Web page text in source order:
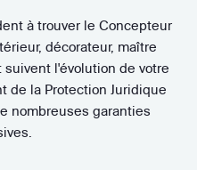
à trouver le Concepteur
décorateur, maître
l'évolution de votre
de la Protection Juridique
nombreuses garanties